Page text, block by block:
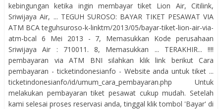
kebingungan ketika ingin membayar tiket Lion Air, Citilink,
Sriwijaya Air, ... TEGUH SUROSO: BAYAR TIKET PESAWAT VIA
ATM BCA teguhsuroso-k-linktm/2013/05/bayar-tiket-lion-air-via-
atm-bcal 6 Mei 2013 - 7, Memasukkan Kode perusahaan
Sriwijaya Air : 710011. 8, Memasukkan ... TERAKHIR... !!!!
pembayaran via ATM BNI silahkan klik link berikut Cara
pembayaran - ticketindonesianfo - Website anda untuk tiket ...
ticketindonesianfo/id/umum_cara_pembayaran.php Untuk
melakukan pembayaran tiket pesawat cukup mudah. Setelah
kami selesai proses reservasi anda, tinggal klik tombol 'Bayar' di